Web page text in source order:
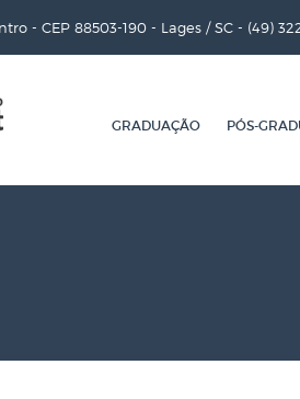
- CEP 88503-190 - Lages / SC - (49)
GRADUAÇÃO PÓS-